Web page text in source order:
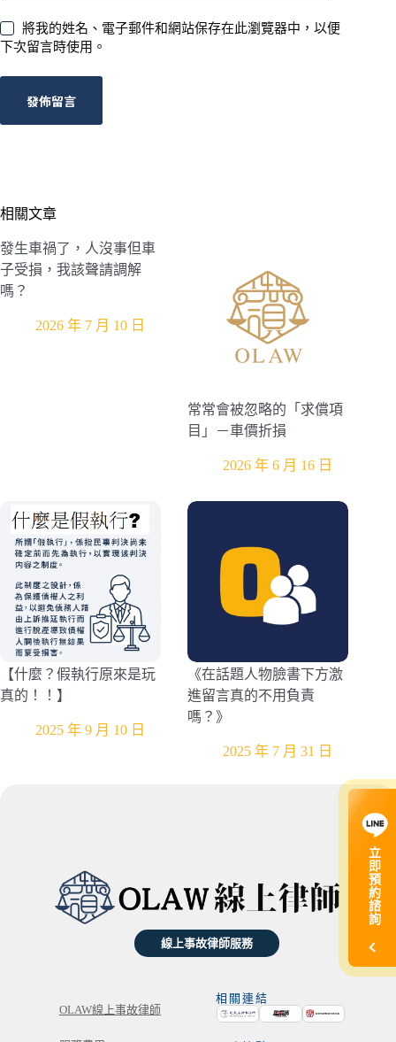
立
即
預
約
諮
詢
將我的姓名、電子郵件和網站保存在此瀏覽器中，以便
下次留言時使用。
發佈留言
相關文章
發生車禍了，人沒事但車
子受損，我該聲請調解
嗎？
2026 年 7 月 10 日
常常會被忽略的「求償項
目」－車價折損
2026 年 6 月 16 日
【什麼？假執行原來是玩
真的！！】
2025 年 9 月 10 日
《在話題人物臉書下方激
進留言真的不用負責
嗎？》
2025 年 7 月 31 日
線上事故律師服務
OLAW線上事故律師
相關連結